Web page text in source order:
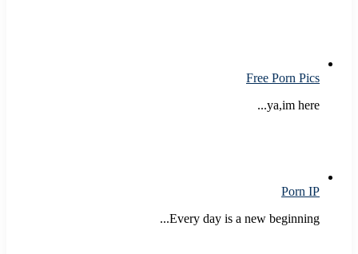
Free Porn Pics
ya,im here...
Porn IP
Every day is a new beginning...